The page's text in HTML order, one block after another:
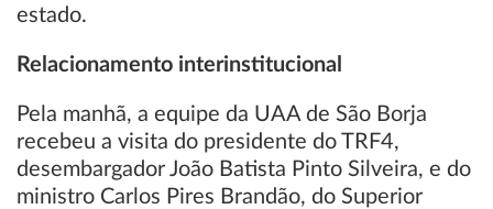
estado.
Relacionamento interinstitucional
Pela manhã, a equipe da UAA de São Borja
recebeu a visita do presidente do TRF4,
desembargador João Batista Pinto Silveira, e do
ministro Carlos Pires Brandão, do Superior